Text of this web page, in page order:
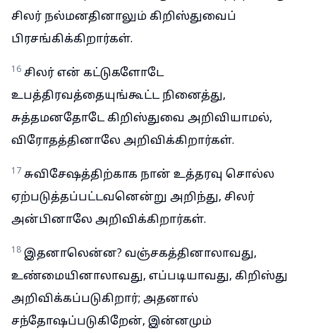
சிலர் நல்மனதினாலும் கிறிஸ்துவைப்
பிரசங்கிக்கிறார்கள்.
16 சிலர் என் கட்டுகளோடே
உபத்திரவத்தையுங்கூட்ட நினைத்து,
சுத்தமனதோடே கிறிஸ்துவை அறிவியாமல்,
விரோதத்தினாலே அறிவிக்கிறார்கள்.
17 சுவிசேஷத்திற்காக நான் உத்தரவு சொல்ல
ஏற்படுத்தப்பட்டவனென்று அறிந்து, சிலர்
அன்பினாலே அறிவிக்கிறார்கள்.
18 இதனாலென்ன? வஞ்சகத்தினாலாவது,
உண்மையினாலாவது, எப்படியாவது, கிறிஸ்து
அறிவிக்கப்படுகிறார்; அதனால்
சந்தோஷப்படுகிறேன், இன்னமும்